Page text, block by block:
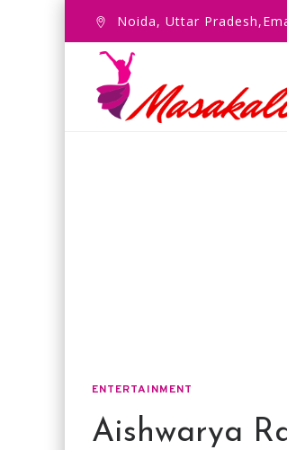
Noida, Uttar
ENTERTAINMENT
Aishwarya